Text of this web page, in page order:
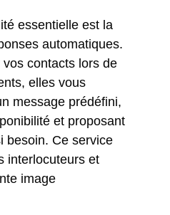
essentielle est la
automatiques.
contacts lors de
elles vous
message prédéfini,
et proposant
besoin. Ce service
interlocuteurs et
image